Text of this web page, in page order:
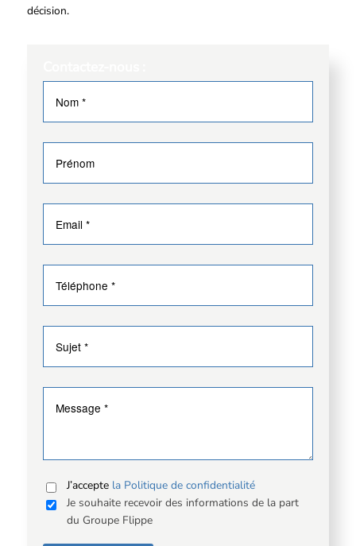
décision.
J’accepte la Politique de confidentialité
Je souhaite recevoir des informations de la part
du Groupe Flippe